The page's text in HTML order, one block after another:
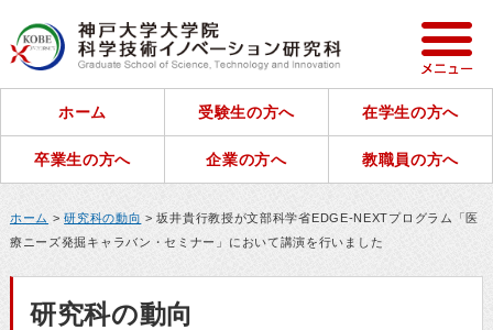
ホーム 受験生の方へ 在学生の方へ
卒業生の方へ 企業の方へ 教職員の方へ
ホーム >研究科の動向 > 坂井貴行教授が文部科学省EDGE-NEXTプログラム「医
療ニーズ発掘キャラバン・セミナー」において講演を行いました
研究科の動向